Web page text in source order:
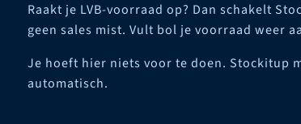
Raakt je LVB-voorraad op? Dan schakelt
geen sales mist. Vult bol je voorraad weer
Je hoeft hier niets voor te doen. Stockitup
automatisch.